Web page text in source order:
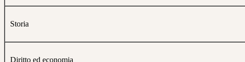
Storia
Diritto ed economia